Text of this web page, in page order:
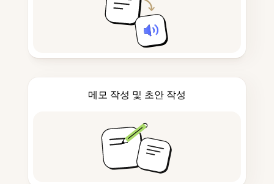
메모 작성 및 초안 작성